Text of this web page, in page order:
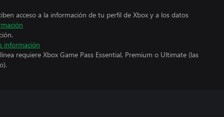
acceso a la información de tu perfil de Xbox y a los datos
información
requiere Xbox Game Pass Essential, Premium o Ultimate (las